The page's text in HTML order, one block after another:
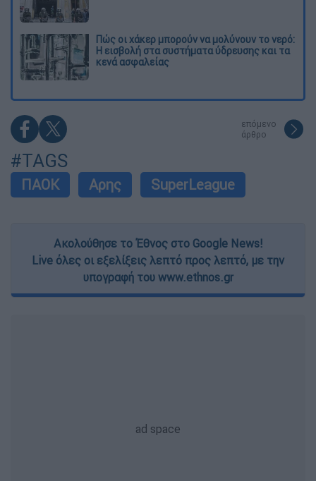
Πώς οι χάκερ μπορούν να μολύνουν το νερό:
Η εισβολή στα συστήματα ύδρευσης και τα
κενά ασφαλείας
επόμενο
άρθρο
#TAGS
ΠΑΟΚ Αρης SuperLeague
Ακολούθησε το Έθνος στο Google News!
Live όλες οι εξελίξεις λεπτό προς λεπτό, με την
υπογραφή του www.ethnos.gr